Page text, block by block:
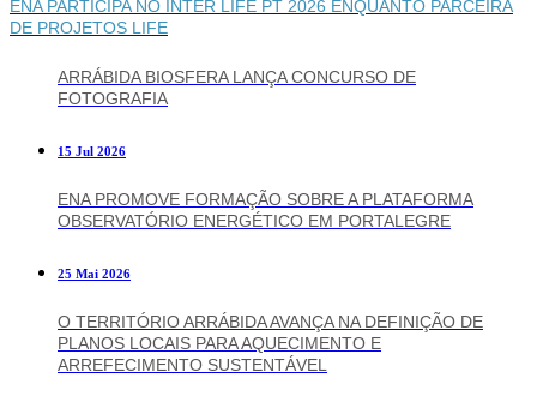
ENA PARTICIPA NO INTER LIFE PT 2026 ENQUANTO PARCEIRA
DE PROJETOS LIFE
ARRÁBIDA BIOSFERA LANÇA CONCURSO DE
FOTOGRAFIA
15 Jul 2026
ENA PROMOVE FORMAÇÃO SOBRE A PLATAFORMA
OBSERVATÓRIO ENERGÉTICO EM PORTALEGRE
25 Mai 2026
O TERRITÓRIO ARRÁBIDA AVANÇA NA DEFINIÇÃO DE
PLANOS LOCAIS PARA AQUECIMENTO E
ARREFECIMENTO SUSTENTÁVEL